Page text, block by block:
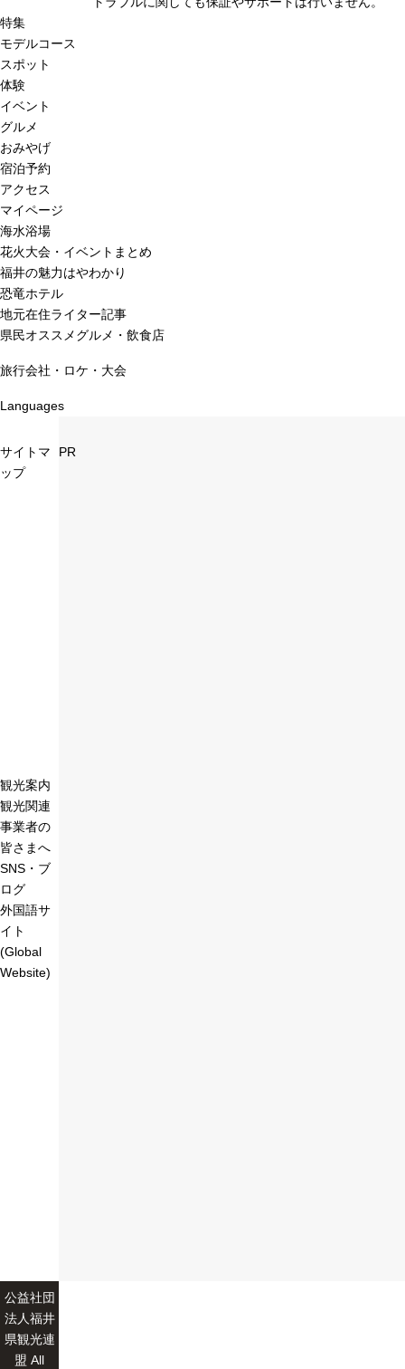
特集
モデルコース
スポット
体験
イベント
グルメ
おみやげ
宿泊予約
アクセス
マイページ
海水浴場
花火大会・イベントまとめ
福井の魅力はやわかり
恐竜ホテル
地元在住ライター記事
県民オススメグルメ・飲食店
旅行会社・ロケ・大会
Languages
サイトマ
ップ
観光案内
観光関連
事業者の
皆さまへ
SNS・ブ
ログ
外国語サ
イト
(Global
Website)
PR
公益社団
法人福井
県観光連
盟 All